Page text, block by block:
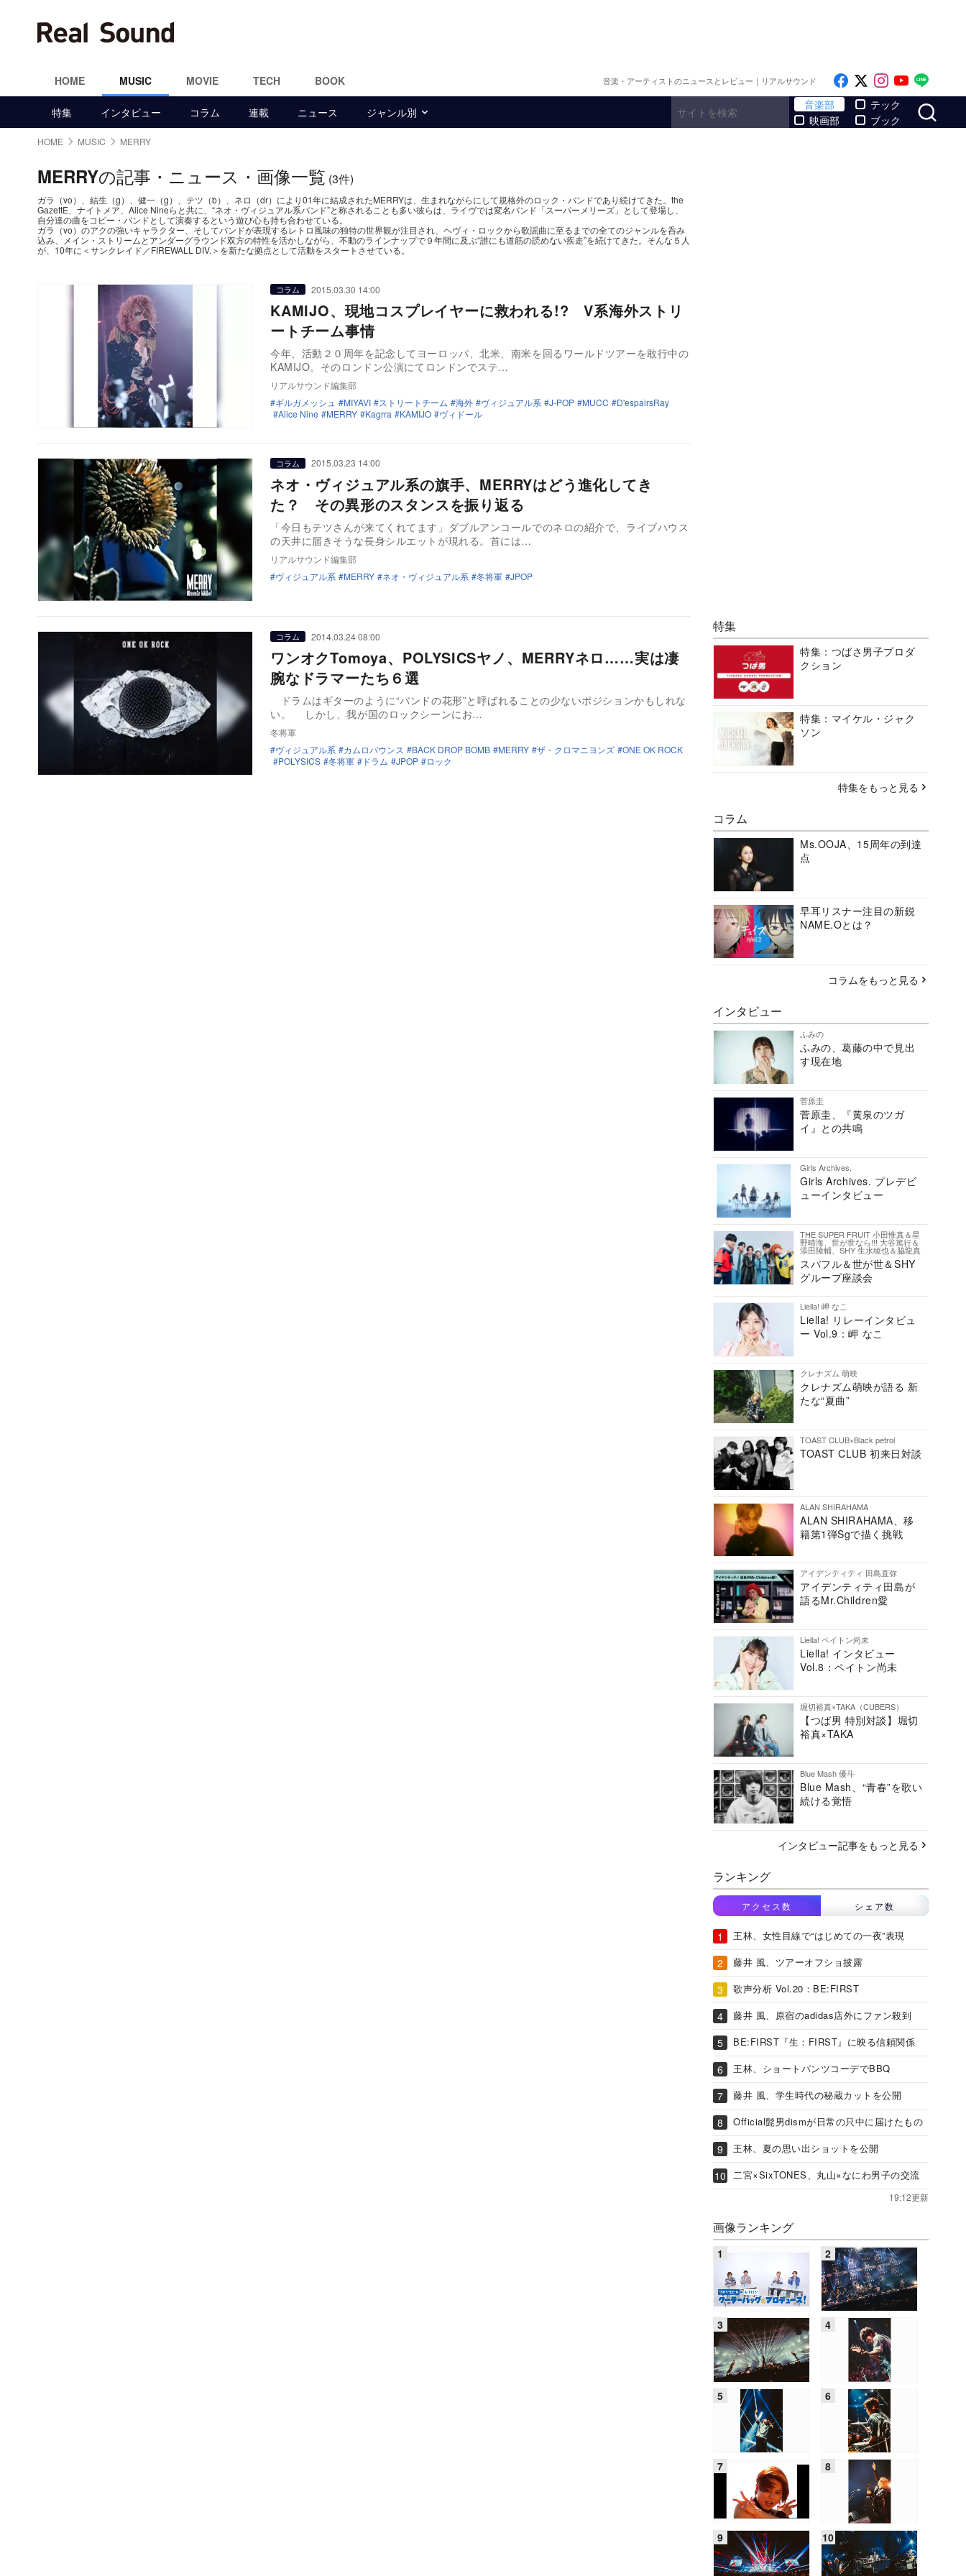
HOME MUSIC MOVIE TECH BOOK 音楽・アーティストのニュースとレビュー｜リアルサウンド Like on Facebook
Follow on x
Follow on
Follow
特集 インタビュー コラム 連載 ニュース ジャンル別
音楽部
映画部
テック
ブック
HOME MUSIC MERRY
MERRYの記事・ニュース・画像一覧 (3件)
ガラ（vo）、結生（g）、健一（g）、テツ（b）、ネロ（dr）により01年に結成されたMERRYは、生まれながらにして規格外のロック・バンドであり続けてきた。the
GazettE、ナイトメア、Alice Nineらと共に、“ネオ・ヴィジュアル系バンド”と称されることも多い彼らは、ライヴでは変名バンド「スーパーメリーズ」として登場し、
自分達の曲をコピー・バンドとして演奏するという遊び心も持ち合わせている。
ガラ（vo）のアクの強いキャラクター、そしてバンドが表現するレトロ風味の独特の世界観が注目され、ヘヴィ・ロックから歌謡曲に至るまでの全てのジャンルを呑み
込み、メイン・ストリームとアンダーグラウンド双方の特性を活かしながら、不動のラインナップで９年間に及ぶ“誰にも道筋の読めない疾走”を続けてきた。そんな５人
が、10年に＜サンクレイド／FIREWALL DIV.＞を新たな拠点として活動をスタートさせている。
コラム 2015.03.30 14:00
KAMIJO、現地コスプレイヤーに救われる!? V系海外ストリ
ートチーム事情
今年、活動２０周年を記念してヨーロッパ、北米、南米を回るワールドツアーを敢行中の
KAMIJO。そのロンドン公演にてロンドンでステ…
リアルサウンド編集部
ギルガメッシュ
MIYAVI ストリートチーム 海外 ヴィジュアル系 J-POP MUCC
D'espairsRay
Alice Nine
MERRY Kagrra KAMIJO ヴィドール
コラム 2015.03.23 14:00
ネオ・ヴィジュアル系の旗手、MERRYはどう進化してき
た？ その異形のスタンスを振り返る
「今日もテツさんが来てくれてます」ダブルアンコールでのネロの紹介で、ライブハウス
の天井に届きそうな長身シルエットが現れる。首には…
リアルサウンド編集部
ヴィジュアル系
MERRY ネオ・ヴィジュアル系 冬将軍 JPOP
コラム 2014.03.24 08:00
ワンオクTomoya、POLYSICSヤノ、MERRYネロ……実は凄
腕なドラマーたち６選
ドラムはギターのように“バンドの花形”と呼ばれることの少ないポジションかもしれな
い。 しかし、我が国のロックシーンにお…
冬将軍
ヴィジュアル系
カムロバウンス BACK DROP BOMB MERRY ザ・クロマニヨンズ
ONE OK ROCK
POLYSICS
冬将軍 ドラム JPOP ロック
特集
特集：つばさ男子プロダ
クション
特集：マイケル・ジャク
ソン
特集をもっと見る
コラム
Ms.OOJA、15周年の到達
点
早耳リスナー注目の新鋭
NAME.Oとは？
コラムをもっと見る
インタビュー
ふみの
ふみの、葛藤の中で見出
す現在地
菅原圭
菅原圭、『黄泉のツガ
イ』との共鳴
Girls Archives.
Girls Archives. プレデビ
ューインタビュー
THE SUPER FRUIT 小田惟真＆星
野晴海、世が世なら!!! 大谷篤行＆
添田陵輔、SHY 生水稜也＆脇龍真
スパフル＆世が世＆SHY
グループ座談会
Liella! 岬 なこ
Liella! リレーインタビュ
ー Vol.9：岬 なこ
クレナズム 萌映
クレナズム萌映が語る 新
たな“夏曲”
TOAST CLUB×Black petrol
TOAST CLUB 初来日対談
ALAN SHIRAHAMA
ALAN SHIRAHAMA、移
籍第1弾Sgで描く挑戦
アイデンティティ 田島直弥
アイデンティティ田島が
語るMr.Children愛
Liella! ペイトン尚未
Liella! インタビュー
Vol.8：ペイトン尚未
堀切裕真×TAKA（CUBERS）
【つば男 特別対談】堀切
裕真×TAKA
Blue Mash 優斗
Blue Mash、“青春”を歌い
続ける覚悟
インタビュー記事をもっと見る
ランキング
アクセス数 シェア数
王林、女性目線で“はじめての一夜”表現
藤井 風、ツアーオフショ披露
歌声分析 Vol.20：BE:FIRST
藤井 風、原宿のadidas店外にファン殺到
BE:FIRST『生：FIRST』に映る信頼関係
王林、ショートパンツコーデでBBQ
藤井 風、学生時代の秘蔵カットを公開
Official髭男dismが日常の只中に届けたもの
王林、夏の思い出ショットを公開
二宮×SixTONES、丸山×なにわ男子の交流
19:12更新
画像ランキング